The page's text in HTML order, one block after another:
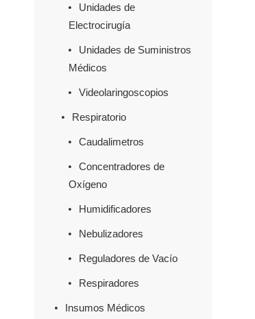
Unidades de
Electrocirugía
Unidades de Suministros
Médicos
Videolaringoscopios
Respiratorio
Caudalimetros
Concentradores de
Oxígeno
Humidificadores
Nebulizadores
Reguladores de Vacío
Respiradores
Insumos Médicos